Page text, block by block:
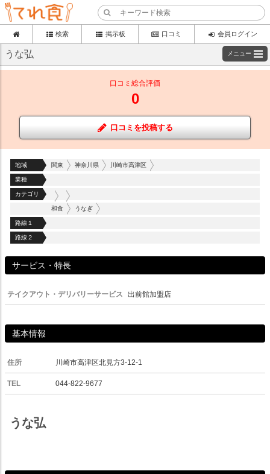
検索 掲示板 口コミ 会員ログイン
うな弘 メニュー
口コミ総合評価
0
口コミを投稿する
地域 関東 神奈川県 川崎市高津区
業種
カテゴリ
和食 うなぎ
路線１
路線２
サービス・特長
テイクアウト・デリバリーサービス 出前館加盟店
基本情報
住所 川崎市高津区北見方3-12-1
TEL 044-822-9677
うな弘